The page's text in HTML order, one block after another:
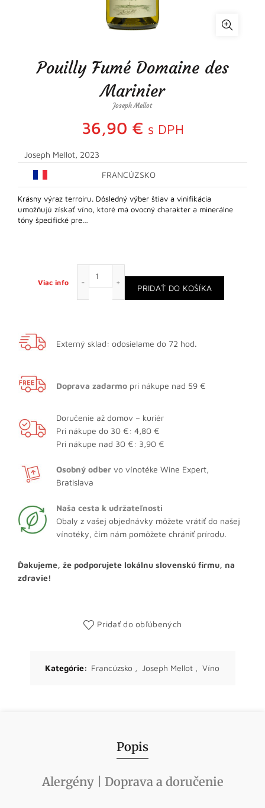
Pouilly Fumé Domaine des
Marinier
Joseph Mellot
36,90 € s DPH
Joseph Mellot, 2023
FRANCÚZSKO
Krásny výraz terroiru. Dôsledný výber štiav a vinifikácia
umožňujú získať víno, ktoré má ovocný charakter a minerálne
tóny špecifické pre…
Viac info
PRIDAŤ DO KOŠÍKA
Externý sklad: odosielame do 72 hod.
Doprava zadarmo pri nákupe nad 59 €
Doručenie až domov – kuriér
Pri nákupe do 30 €: 4,80 €
Pri nákupe nad 30 €: 3,90 €
Osobný odber vo vínotéke Wine Expert,
Bratislava
Naša cesta k udržateľnosti
Obaly z vašej objednávky môžete vrátiť do našej
vínotéky, čím nám pomôžete chrániť prírodu.
Ďakujeme, že podporujete lokálnu slovenskú firmu, na
zdravie!
Pridať do obľúbených
Kategórie: Francúzsko , Joseph Mellot , Víno
Popis
Alergény | Doprava a doručenie